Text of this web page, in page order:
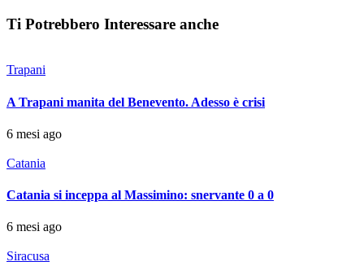
Ti Potrebbero Interessare anche
Trapani
A Trapani manita del Benevento. Adesso è crisi
6 mesi ago
Catania
Catania si inceppa al Massimino: snervante 0 a 0
6 mesi ago
Siracusa